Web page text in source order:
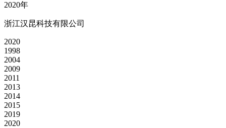
2020年
浙江汉昆科技有限公司
2020
1998
2004
2009
2011
2013
2014
2015
2019
2020